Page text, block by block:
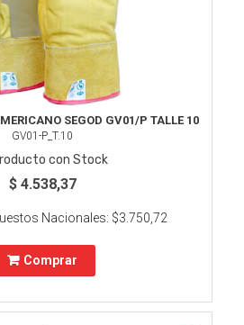
SEGOD GV01/P TALLE 10
GV01-P_T.10
con Stock
$ 4.538,37
Nacionales: $3.750,72
Comprar